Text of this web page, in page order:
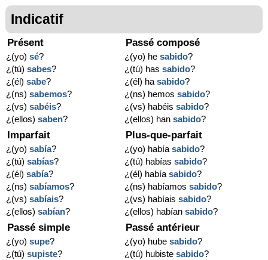
Indicatif
Présent
¿(yo) sé?
¿(tú) sabes?
¿(él) sabe?
¿(ns) sabemos?
¿(vs) sabéis?
¿(ellos) saben?
Passé composé
¿(yo) hesabido?
¿(tú) hassabido?
¿(él) hasabido?
¿(ns) hemossabido?
¿(vs) habéissabido?
¿(ellos) hansabido?
Imparfait
¿(yo) sabía?
¿(tú) sabías?
¿(él) sabía?
¿(ns) sabíamos?
¿(vs) sabíais?
¿(ellos) sabían?
Plus-que-parfait
¿(yo) habíasabido?
¿(tú) habíassabido?
¿(él) habíasabido?
¿(ns) habíamossabido?
¿(vs) habíaissabido?
¿(ellos) habíansabido?
Passé simple
¿(yo) supe?
¿(tú) supiste?
Passé antérieur
¿(yo) hubesabido?
¿(tú) hubistesabido?